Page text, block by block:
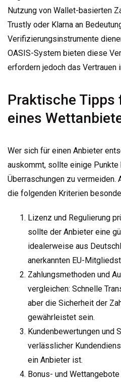
Nutzung von Wallet-basierten
Trustly oder Klarna an
Verifizierungsinstrumente
OASIS-System bieten diese
erfordern jedoch das Vertrauen
Praktische Tipps
eines
Wer sich für einen Anbieter
auskommt, sollte einige Punkte
Überraschungen zu vermeiden.
die folgenden Kriterien
Lizenz und Regulierung
sollte der Anbieter eine
idealerweise aus
anerkannten EU-
Zahlungsmethoden und
vergleichen: Schnelle
aber die Sicherheit der
gewährleistet sein.
Kundenbewertungen und
verlässlicher
ein Anbieter ist.
Bonus- und